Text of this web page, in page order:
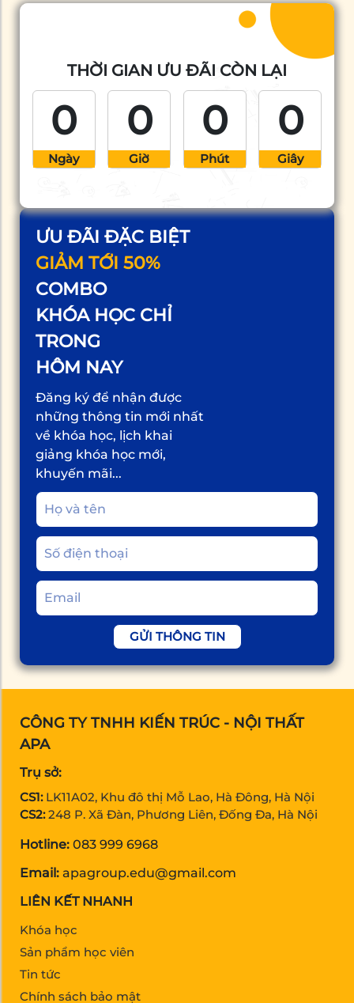
ƯU ĐÃI ĐẶC BIỆT
GIẢM TỚI 50%
COMBO
KHÓA HỌC CHỈ
TRONG
HÔM NAY
Đăng ký để nhận được
những thông tin mới nhất
về khóa học, lịch khai
giảng khóa học mới,
khuyến mãi...
GỬI THÔNG TIN
THỜI GIAN ƯU ĐÃI CÒN LẠI
0
Ngày
0
Giờ
0
Phút
0
Giây
CÔNG TY TNHH KIẾN TRÚC - NỘI THẤT
APA
Trụ sở:
CS1: LK11A02, Khu đô thị Mỗ Lao, Hà Đông, Hà Nội
CS2: 248 P. Xã Đàn, Phương Liên, Đống Đa, Hà Nội
Hotline: 083 999 6968
Email: apagroup.edu@gmail.com
LIÊN KẾT NHANH
Khóa học
Sản phẩm học viên
Tin tức
Chính sách bảo mật